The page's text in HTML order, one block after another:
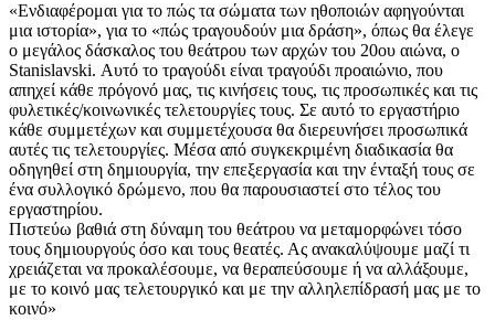
«Ενδιαφέρομαι για το πώς τα σώματα των ηθοποιών αφηγούνται
μια ιστορία», για το «πώς τραγουδούν μια δράση», όπως θα έλεγε
ο μεγάλος δάσκαλος του θεάτρου των αρχών του 20ου αιώνα, ο
Stanislavski. Αυτό το τραγούδι είναι τραγούδι προαιώνιο, που
απηχεί κάθε πρόγονό μας, τις κινήσεις τους, τις προσωπικές και τις
φυλετικές/κοινωνικές τελετουργίες τους. Σε αυτό το εργαστήριο
κάθε συμμετέχων και συμμετέχουσα θα διερευνήσει προσωπικά
αυτές τις τελετουργίες. Μέσα από συγκεκριμένη διαδικασία θα
οδηγηθεί στη δημιουργία, την επεξεργασία και την ένταξή τους σε
ένα συλλογικό δρώμενο, που θα παρουσιαστεί στο τέλος του
εργαστηρίου.
Πιστεύω βαθιά στη δύναμη του θεάτρου να μεταμορφώνει τόσο
τους δημιουργούς όσο και τους θεατές. Ας ανακαλύψουμε μαζί τι
χρειάζεται να προκαλέσουμε, να θεραπεύσουμε ή να αλλάξουμε,
με το κοινό μας τελετουργικό και με την αλληλεπίδρασή μας με το
κοινό»